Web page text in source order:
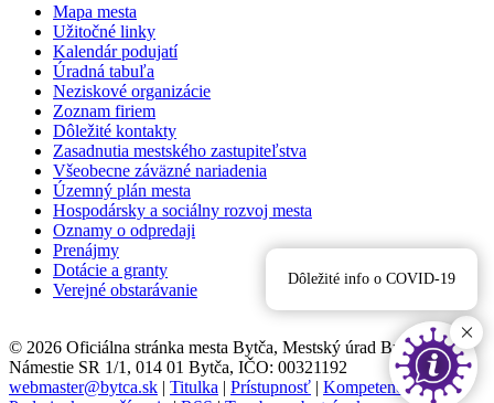
Mapa mesta
Užitočné linky
Kalendár podujatí
Úradná tabuľa
Neziskové organizácie
Zoznam firiem
Dôležité kontakty
Zasadnutia mestského zastupiteľstva
Všeobecne záväzné nariadenia
Územný plán mesta
Hospodársky a sociálny rozvoj mesta
Oznamy o odpredaji
Prenájmy
Dotácie a granty
Verejné obstarávanie
© 2026 Oficiálna stránka mesta Bytča, Mestský úrad Bytča,
Námestie SR 1/1, 014 01 Bytča, IČO: 00321192
webmaster@bytca.sk | Titulka | Prístupnosť | Kompetencie|
Dôležité info o COVID-19